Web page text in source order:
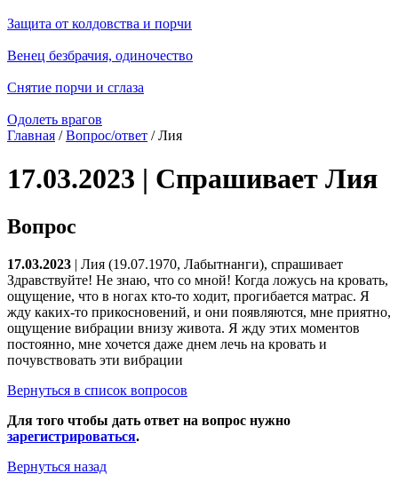
Защита от колдовства и порчи
Венец безбрачия, одиночество
Снятие порчи и сглаза
Одолеть врагов
Главная /Вопрос/ответ / Лия
17.03.2023 | Спрашивает Лия
Вопрос
17.03.2023 | Лия (19.07.1970, Лабытнанги), спрашивает
Здравствуйте! Не знаю, что со мной! Когда ложусь на кровать,
ощущение, что в ногах кто-то ходит, прогибается матрас. Я
жду каких-то прикосновений, и они появляются, мне приятно,
ощущение вибрации внизу живота. Я жду этих моментов
постоянно, мне хочется даже днем лечь на кровать и
почувствовать эти вибрации
Вернуться в список вопросов
Для того чтобы дать ответ на вопрос нужно
зарегистрироваться.
Вернуться назад